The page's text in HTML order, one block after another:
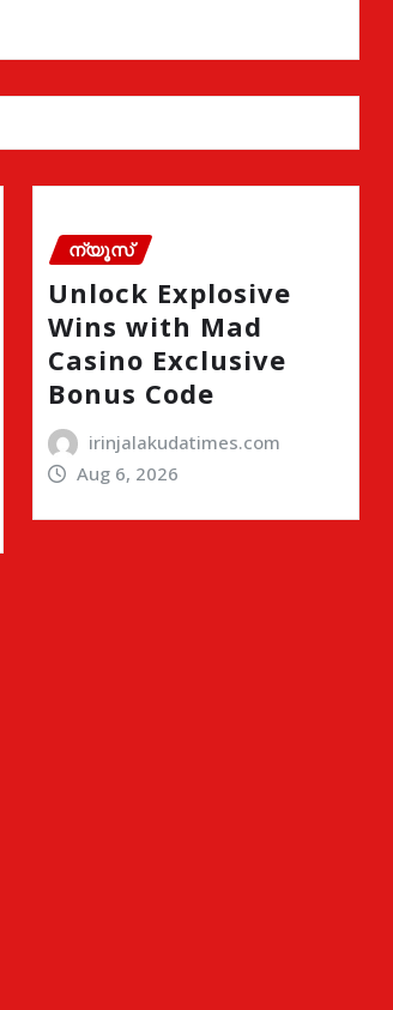
ന്യൂസ്
Unlock Explosive
Wins with Mad
Casino Exclusive
Bonus Code
irinjalakudatimes.com
Aug 6, 2026